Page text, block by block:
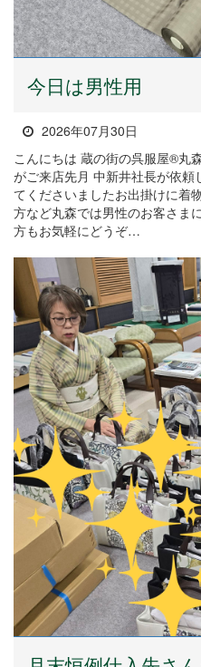
今日は男性用
2026年07月30日
こんにちは 蔵の街の呉服屋®丸
がご来店先月 中新井社長が依頼
てくださいましたお出掛けに着
方など丸森では男性のお客さま
方もお気軽にどうぞ…